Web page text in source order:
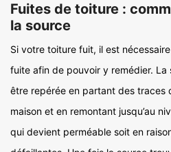
Fuites de toiture :
la source
Si votre toiture fuit, il est
fuite afin de pouvoir y remédier. La
être repérée en partant des traces
maison et en remontant jusqu’au
qui devient perméable soit en